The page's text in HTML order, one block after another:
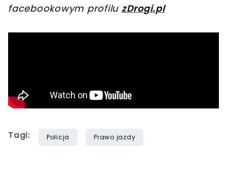
facebookowym profilu zDrogi.pl
Tagi: Policja Prawo jazdy